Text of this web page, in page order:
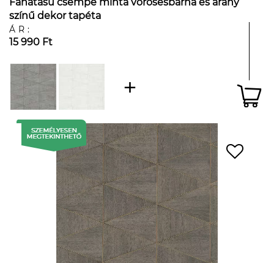
színű dekor tapéta
ÁR:
15 990 Ft